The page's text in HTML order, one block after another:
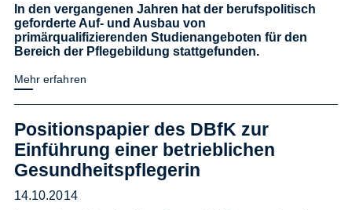
In den vergangenen Jahren hat der berufspolitisch
geforderte Auf- und Ausbau von
primärqualifizierenden Studienangeboten für den
Bereich der Pflegebildung stattgefunden.
Mehr erfahren
Positionspapier des DBfK zur
Einführung einer betrieblichen
Gesundheitspflegerin
14.10.2014